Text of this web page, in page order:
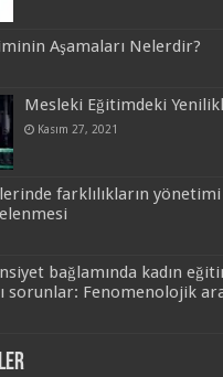
Aşamaları Nelerdir?
Mesleki Eğitimdeki
Kasım 27, 2021
farklılıkların
bağlamında kadın
sorunlar: Fenomenolojik